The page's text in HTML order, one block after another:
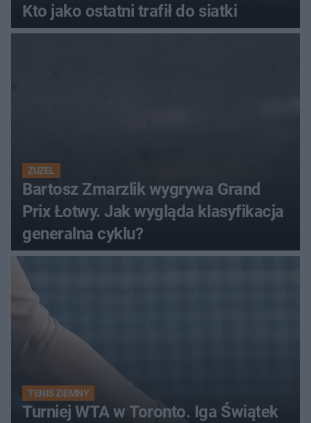
Kto jako ostatni trafił do siatki
ŻUŻEL
Bartosz Zmarzlik wygrywa Grand
Prix Łotwy. Jak wygląda klasyfikacja
generalna cyklu?
TENIS ZIEMNY
Turniej WTA w Toronto. Iga Świątek